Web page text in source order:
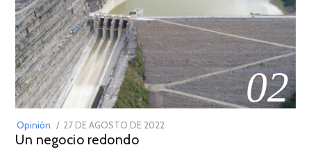
02
Opinión
POSTED
ON
27 DE AGOSTO DE 2022
Un negocio redondo